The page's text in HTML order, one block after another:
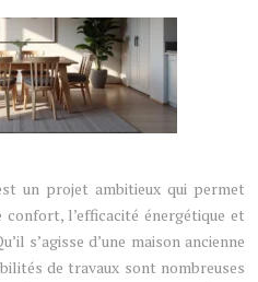
un projet ambitieux qui permet
l’efficacité énergétique et
s’agisse d’une maison ancienne
de travaux sont nombreuses